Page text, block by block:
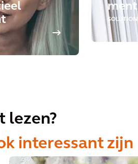
ment
SOLUTION
lezen?
interessant zijn